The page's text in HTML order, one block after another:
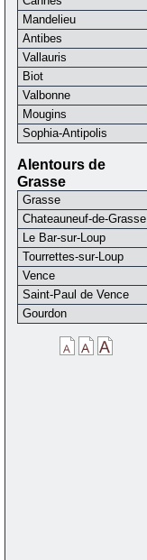
Mandelieu
Antibes
Vallauris
Biot
Valbonne
Mougins
Sophia-Antipolis
Alentours de
Grasse
Grasse
Chateauneuf-de-Grasse
Le Bar-sur-Loup
Tourrettes-sur-Loup
Vence
Saint-Paul de Vence
Gourdon